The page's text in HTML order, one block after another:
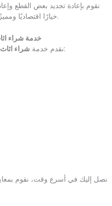
نقوم بإعادة تجديد بعض القطع
خيارًا اقتصاديًا ومميزًا للباحثين عن الجودة والسعر المناسب.
خدمة شراء
نقدم خدمة شراء في جميع الأحياء مثل:
نصل إليك في أسرع وقت، نقوم